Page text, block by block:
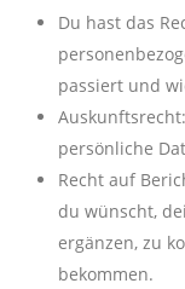
Du hast das
passiert und
persönliche
Recht auf
du wünscht,
ergänzen, zu
bekommen.